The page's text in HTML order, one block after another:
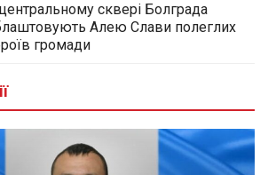
сквері Болграда
Алею Слави полеглих
громади